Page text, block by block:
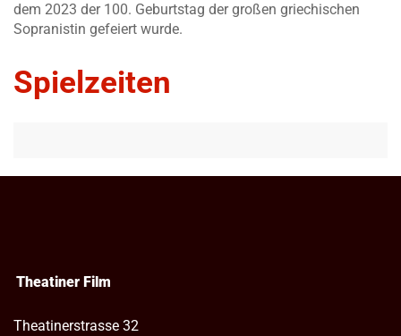
dem 2023 der 100. Geburtstag der großen griechischen
Sopranistin gefeiert wurde.
Spielzeiten
Theatiner Film
Theatinerstrasse 32